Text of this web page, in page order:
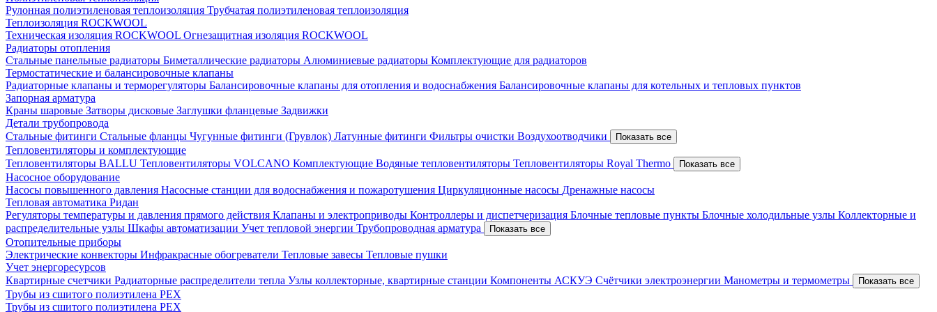
Рулонная полиэтиленовая теплоизоляция Трубчатая полиэтиленовая теплоизоляция
Теплоизоляция ROCKWOOL
Техническая изоляция ROCKWOOL Огнезащитная изоляция ROCKWOOL
Радиаторы отопления
Стальные панельные радиаторы Биметаллические радиаторы Алюминиевые радиаторы Комплектующие для радиаторов
Термостатические и балансировочные клапаны
Радиаторные клапаны и терморегуляторы Балансировочные клапаны для отопления и водоснабжения Балансировочные клапаны для котельных и тепловых пунктов
Запорная арматура
Краны шаровые Затворы дисковые Заглушки фланцевые Задвижки
Детали трубопровода
Стальные фитинги Стальные фланцы Чугунные фитинги (Грувлок) Латунные фитинги Фильтры очистки Воздухоотводчики Показать все
Тепловентиляторы и комплектующие
Тепловентиляторы BALLU Тепловентиляторы VOLCANO Комплектующие Водяные тепловентиляторы Тепловентиляторы Royal Thermo Показать все
Насосное оборудование
Насосы повышенного давления Насосные станции для водоснабжения и пожаротушения Циркуляционные насосы Дренажные насосы
Тепловая автоматика Ридан
Регуляторы температуры и давления прямого действия Клапаны и электроприводы Контроллеры и диспетчеризация Блочные тепловые пункты Блочные холодильные узлы Коллекторные и
распределительные узлы Шкафы автоматизации Учет тепловой энергии Трубопроводная арматура Показать все
Отопительные приборы
Электрические конвекторы Инфракрасные обогреватели Тепловые завесы Тепловые пушки
Учет энергоресурсов
Квартирные счетчики Радиаторные распределители тепла Узлы коллекторные, квартирные станции Компоненты АСКУЭ Счётчики электроэнергии Манометры и термометры Показать все
Трубы из сшитого полиэтилена PEX
Трубы из сшитого полиэтилена PEX